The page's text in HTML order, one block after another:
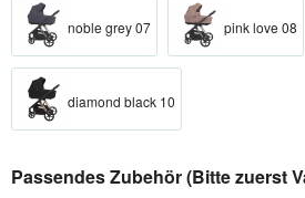
noble grey 07 pink love 08
diamond black 10
Passendes Zubehör (Bitte zuerst